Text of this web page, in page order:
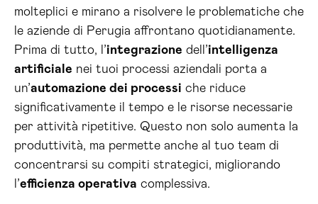
molteplici e mirano a risolvere le problematiche che
le aziende di Perugia affrontano quotidianamente.
Prima di tutto, l’integrazione dell’intelligenza
artificiale nei tuoi processi aziendali porta a
un’automazione dei processi che riduce
significativamente il tempo e le risorse necessarie
per attività ripetitive. Questo non solo aumenta la
produttività, ma permette anche al tuo team di
concentrarsi su compiti strategici, migliorando
l’efficienza operativa complessiva.